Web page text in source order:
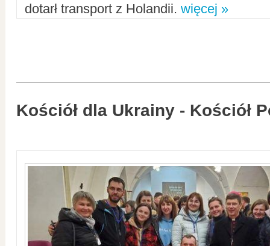
dotarł transport z Holandii. więcej »
Kościół dla Ukrainy - Kościół